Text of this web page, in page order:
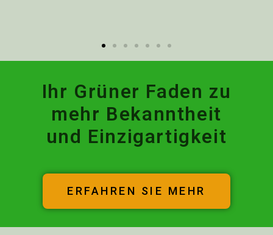
Ihr Grüner Faden zu
mehr Bekanntheit
und Einzigartigkeit
ERFAHREN SIE MEHR